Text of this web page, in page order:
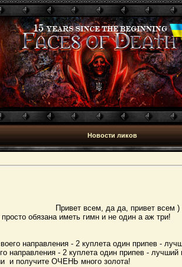
Новости ликов
Привет всем, да да, привет всем )
обязана иметь гимн и не один а аж три!
направления - 2 куплета один припев -
направления - 2 куплета один припев - лучший
и получите ОЧЕНЬ много золота!